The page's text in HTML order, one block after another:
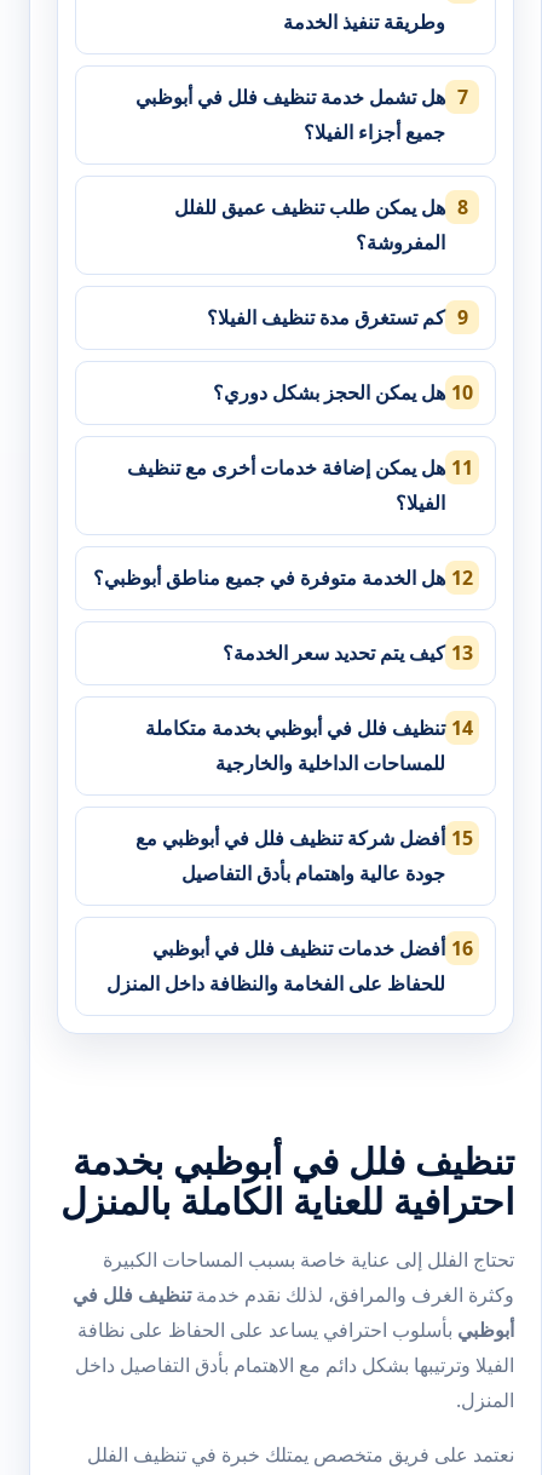
وطريقة تنفيذ الخدمة
هل تشمل خدمة تنظيف فلل في أبوظبي
جميع أجزاء الفيلا؟
هل يمكن طلب تنظيف عميق للفلل
المفروشة؟
كم تستغرق مدة تنظيف الفيلا؟
هل يمكن الحجز بشكل دوري؟
هل يمكن إضافة خدمات أخرى مع تنظيف
الفيلا؟
هل الخدمة متوفرة في جميع مناطق أبوظبي؟
كيف يتم تحديد سعر الخدمة؟
تنظيف فلل في أبوظبي بخدمة متكاملة
للمساحات الداخلية والخارجية
أفضل شركة تنظيف فلل في أبوظبي مع
جودة عالية واهتمام بأدق التفاصيل
أفضل خدمات تنظيف فلل في أبوظبي
للحفاظ على الفخامة والنظافة داخل المنزل
تنظيف فلل في أبوظبي بخدمة
احترافية للعناية الكاملة بالمنزل
تحتاج الفلل إلى عناية خاصة بسبب المساحات الكبيرة
وكثرة الغرف والمرافق، لذلك نقدم خدمةتنظيف فلل في
أبوظبي بأسلوب احترافي يساعد على الحفاظ على نظافة
الفيلا وترتيبها بشكل دائم مع الاهتمام بأدق التفاصيل داخل
المنزل.
نعتمد على فريق متخصص يمتلك خبرة في تنظيف الفلل